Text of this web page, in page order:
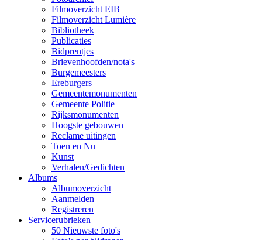
Filmoverzicht EIB
Filmoverzicht Lumière
Bibliotheek
Publicaties
Bidprentjes
Brievenhoofden/nota's
Burgemeesters
Ereburgers
Gemeentemonumenten
Gemeente Politie
Rijksmonumenten
Hoogste gebouwen
Reclame uitingen
Toen en Nu
Kunst
Verhalen/Gedichten
Albums
Albumoverzicht
Aanmelden
Registreren
Servicerubrieken
50 Nieuwste foto's